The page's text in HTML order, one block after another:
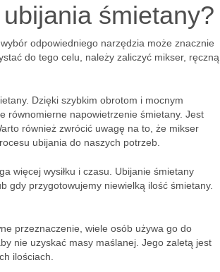
śmietany?
odpowiedniego narzędzia może znacznie
do tego celu, należy zaliczyć mikser, ręczną
Dzięki szybkim obrotom i mocnym
równomierne napowietrzenie śmietany. Jest
również zwrócić uwagę na to, że mikser
ubijania do naszych potrzeb.
więcej wysiłku i czasu. Ubijanie śmietany
gdy przygotowujemy niewielką ilość śmietany.
przeznaczenie, wiele osób używa go do
nie uzyskać masy maślanej. Jego zaletą jest
ilościach.